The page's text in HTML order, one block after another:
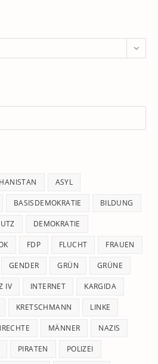
ASYL
BASISDEMOKRATIE BILDUNG
DEMOKRATIE
FDP FLUCHT FRAUEN
GENDER GRÜN GRÜNE
IV INTERNET KARGIDA
KRETSCHMANN LINKE
MÄNNER NAZIS
PIRATEN POLIZEI